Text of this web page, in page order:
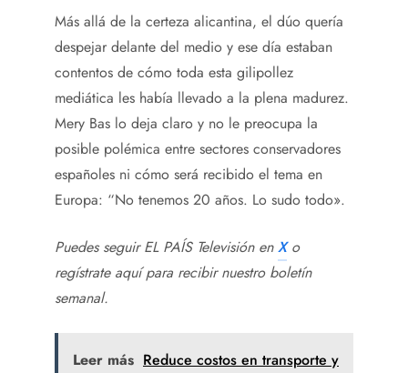
Más allá de la certeza alicantina, el dúo quería
despejar delante del medio y ese día estaban
contentos de cómo toda esta gilipollez
mediática les había llevado a la plena madurez.
Mery Bas lo deja claro y no le preocupa la
posible polémica entre sectores conservadores
españoles ni cómo será recibido el tema en
Europa: “No tenemos 20 años. Lo sudo todo».
Puedes seguir EL PAÍS Televisión enXo
regístrate aquí para recibirnuestro boletín
semanal.
Leer más Reduce costos en transporte y